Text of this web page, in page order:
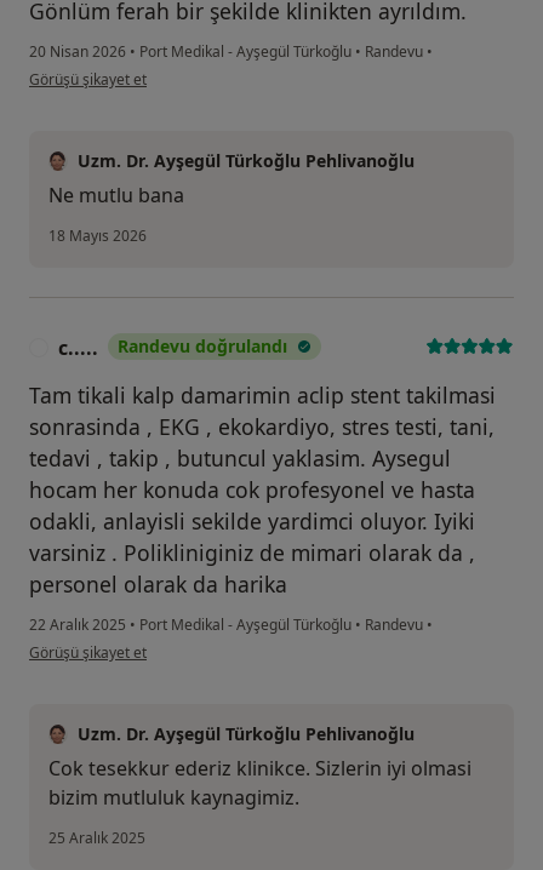
Gönlüm ferah bir şekilde klinikten ayrıldım.
20 Nisan 2026 • Port Medikal - Ayşegül Türkoğlu • Randevu •
kullanıcının görüşüne göre ad...
Görüşü şikayet et
Uzm. Dr. Ayşegül Türkoğlu Pehlivanoğlu
Ne mutlu bana
18 Mayıs 2026
c..... Randevu doğrulandı
Tam tikali kalp damarimin aclip stent takilmasi
sonrasinda , EKG , ekokardiyo, stres testi, tani,
tedavi , takip , butuncul yaklasim. Aysegul
hocam her konuda cok profesyonel ve hasta
odakli, anlayisli sekilde yardimci oluyor. Iyiki
varsiniz . Polikliniginiz de mimari olarak da ,
personel olarak da harika
22 Aralık 2025 • Port Medikal - Ayşegül Türkoğlu • Randevu •
kullanıcının görüşüne göre c.....
Görüşü şikayet et
Uzm. Dr. Ayşegül Türkoğlu Pehlivanoğlu
Cok tesekkur ederiz klinikce. Sizlerin iyi olmasi
bizim mutluluk kaynagimiz.
25 Aralık 2025